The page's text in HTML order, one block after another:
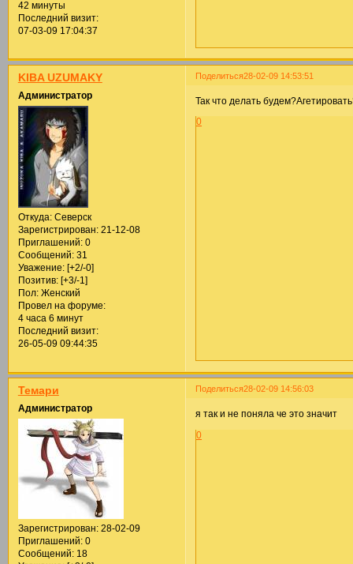
42 минуты
Последний визит:
07-03-09 17:04:37
Поделиться28-02-09 14:53:51
KIBA UZUMAKY
Администратор
Откуда:Северск
Зарегистрирован: 21-12-08
Приглашений:0
Сообщений:31
Уважение: [+2/-0]
Позитив: [+3/-1]
Пол:Женский
Провел на форуме:
4 часа 6 минут
Последний визит:
26-05-09 09:44:35
Так что делать
0
Поделиться28-02-09 14:56:03
Темари
Администратор
Зарегистрирован: 28-02-09
Приглашений:0
Сообщений:18
я так и не поняла че это значит
0